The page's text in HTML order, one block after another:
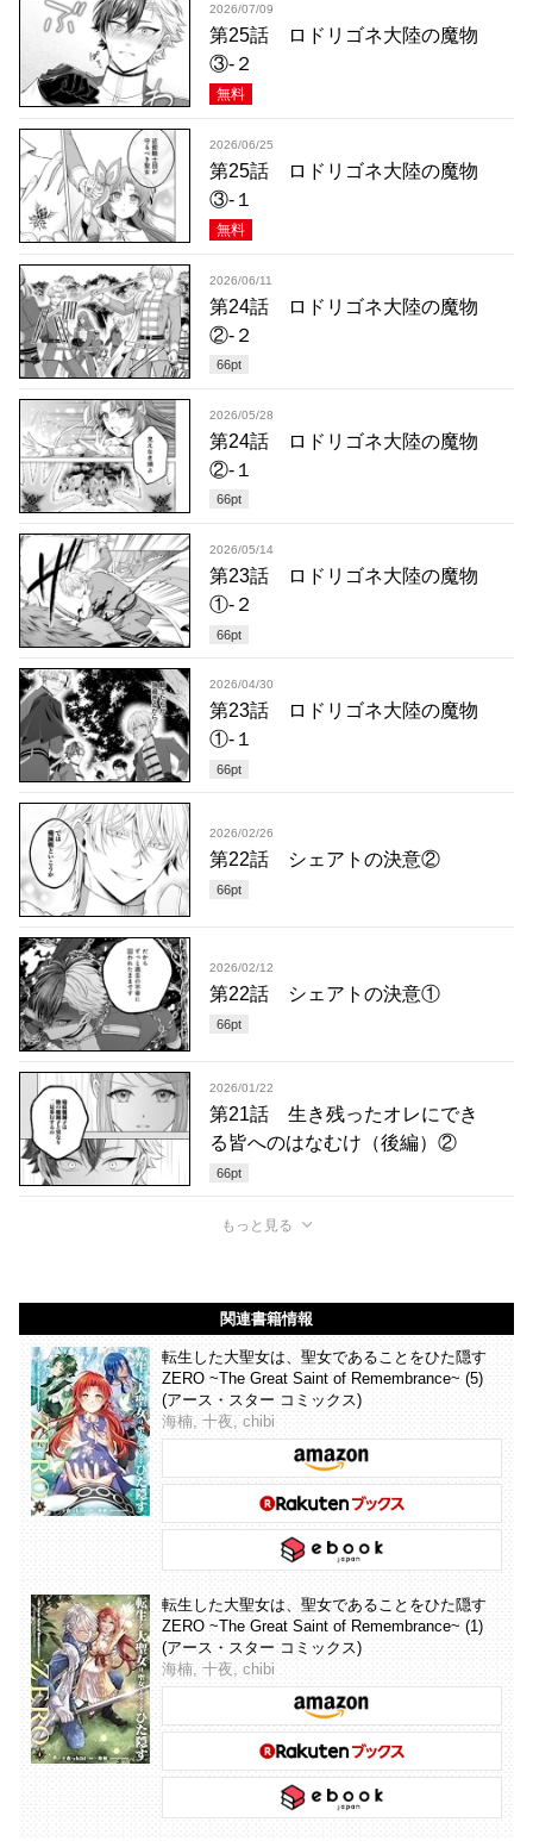
2026/07/09
第25話 ロドリゴネ大陸の魔物
③-２
無料
2026/06/25
第25話 ロドリゴネ大陸の魔物
③-１
無料
2026/06/11
第24話 ロドリゴネ大陸の魔物
②-２
66pt
2026/05/28
第24話 ロドリゴネ大陸の魔物
②-１
66pt
2026/05/14
第23話 ロドリゴネ大陸の魔物
①-２
66pt
2026/04/30
第23話 ロドリゴネ大陸の魔物
①-１
66pt
2026/02/26
第22話 シェアトの決意②
66pt
2026/02/12
第22話 シェアトの決意①
66pt
2026/01/22
第21話 生き残ったオレにでき
る皆へのはなむけ（後編）②
66pt
もっと見る
関連書籍情報
転生した大聖女は、聖女であることをひた隠す
ZERO ~The Great Saint of Remembrance~ (5)
(アース・スター コミックス)
海楠, 十夜, chibi
転生した大聖女は、聖女であることをひた隠す
ZERO ~The Great Saint of Remembrance~ (1)
(アース・スター コミックス)
海楠, 十夜, chibi